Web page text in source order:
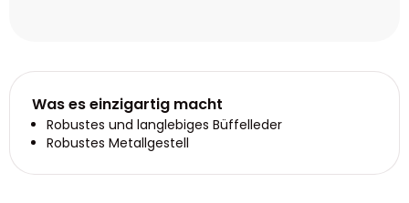
Was es einzigartig macht
Robustes und langlebiges Büffelleder
Robustes Metallgestell